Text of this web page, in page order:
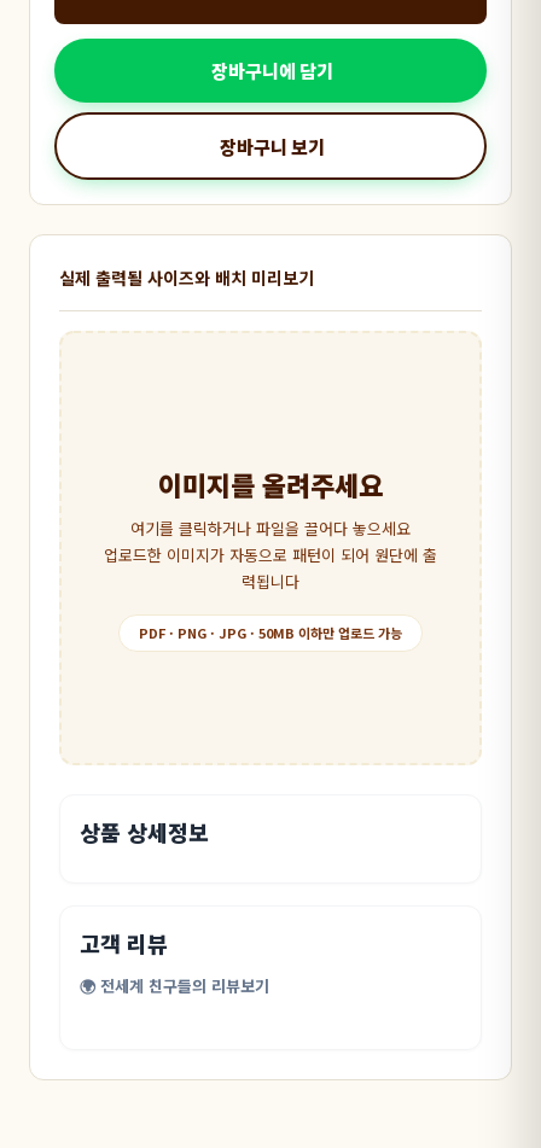
실제 출력될 사이즈와 배치 미리보기
이미지를 올려주세요
여기를 클릭하거나 파일을 끌어다 놓으세요
업로드한 이미지가 자동으로 패턴이 되어 원단에 출
력됩니다
PDF · PNG · JPG · 50MB 이하만 업로드 가능
상품 상세정보
고객 리뷰
🌍 전세계 친구들의 리뷰보기
장바구니에 담기
장바구니 보기